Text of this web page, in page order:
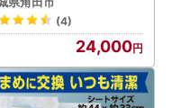
ーンペットシーツ トイ
しっこシート トイレシ
ト ペットシーツ 消臭 脱
菌 吸収 超吸収 超薄型
ト用 犬 猫 使い切り 備
災 宮城県 角田市
(4)
24,000